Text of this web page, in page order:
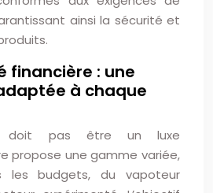
ainsi la sécurité et
financière : une
à chaque
doit pas être un luxe
propose une gamme variée,
budgets, du vapoteur